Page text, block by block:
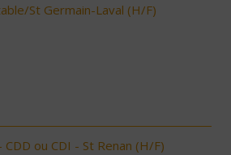
St Germain-Laval (H/F)
ou CDI - St Renan (H/F)